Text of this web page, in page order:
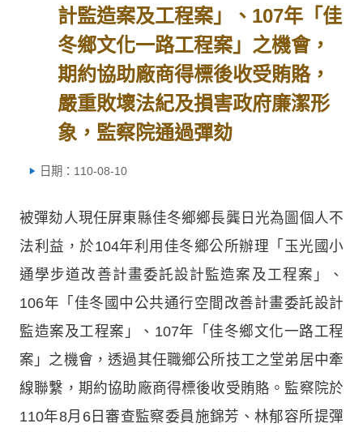
計監造案及工程案」、107年「佳
冬鄉文化一路工程案」之機會，
期約協助廠商得標後收受賄賂，
嚴重敗壞法紀及損害政府廉潔形
象，監察院通過彈劾
日期：110-08-10
被彈劾人現任屏東縣佳冬鄉鄉長龔日光為圖個人不
法利益，於104年利用佳冬鄉公所辦理「玉光國小
通學步道改善計畫委託設計監造案及工程案」、
106年「佳冬國中公共通行空間改善計畫委託設計
監造案及工程案」、107年「佳冬鄉文化一路工程
案」之機會，透過其任職鄉公所技工之堂弟居中牽
線聯繫，期約協助廠商得標後收受賄賂。監察院於
110年8月6日審查監察委員施錦芳、林郁容所提彈